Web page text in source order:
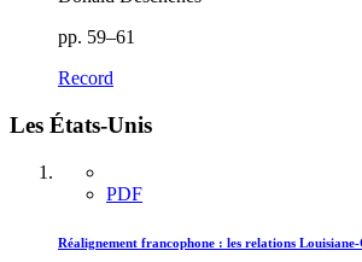
pp. 59–61
Record
Les États-Unis
PDF
Réalignement francophone : les relations Louisiane-